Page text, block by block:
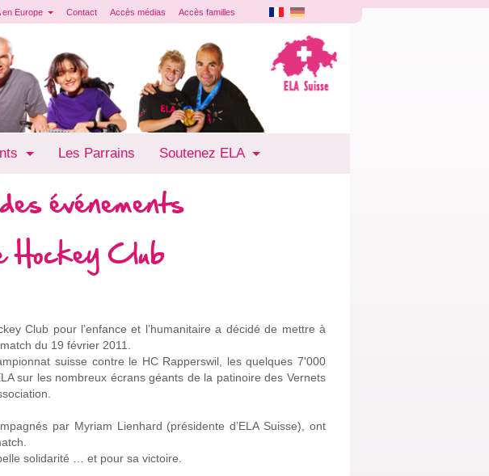
en Europe Contact Accès médias Accès familles
Les Parrains Soutenez ELA
événements
Hockey Club
Club pour l’enfance et l’humanitaire a décidé de mettre à
du 19 février 2011.
suisse contre le HC Rapperswil, les quelques 7'000
sur les nombreux écrans géants de la patinoire des Vernets
par Myriam Lienhard (présidente d’ELA Suisse), ont
solidarité … et pour sa victoire.